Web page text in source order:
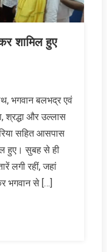
शामिल हुए
भगवान बलभद्र एवं
श्रद्धा और उल्लास
सहित आसपास
हुए। सुबह से ही
लगी रहीं, जहां
भगवान से […]